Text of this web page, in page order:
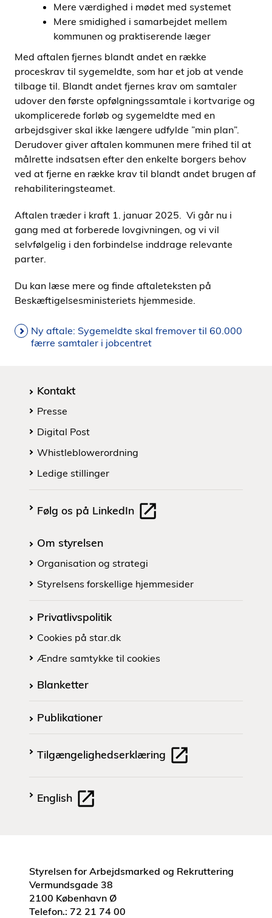
Mere værdighed i mødet med systemet
Mere smidighed i samarbejdet mellem
kommunen og praktiserende læger
Med aftalen fjernes blandt andet en række
proceskrav til sygemeldte, som har et job at vende
tilbage til. Blandt andet fjernes krav om samtaler
udover den første opfølgningssamtale i kortvarige og
ukomplicerede forløb og sygemeldte med en
arbejdsgiver skal ikke længere udfylde ”min plan”.
Derudover giver aftalen kommunen mere frihed til at
målrette indsatsen efter den enkelte borgers behov
ved at fjerne en række krav til blandt andet brugen af
rehabiliteringsteamet.
Aftalen træder i kraft 1. januar 2025. Vi går nu i
gang med at forberede lovgivningen, og vi vil
selvfølgelig i den forbindelse inddrage relevante
parter.
Du kan læse mere og finde aftaleteksten på
Beskæftigelsesministeriets hjemmeside.
Ny aftale: Sygemeldte skal fremover til 60.000
færre samtaler i jobcentret
Kontakt
Presse
Digital Post
Whistleblowerordning
Ledige stillinger
Følg os på LinkedIn
Om styrelsen
Organisation og strategi
Styrelsens forskellige hjemmesider
Privatlivspolitik
Cookies på star.dk
Ændre samtykke til cookies
Blanketter
Publikationer
Tilgængelighedserklæring
English
Styrelsen for Arbejdsmarked og Rekruttering
Vermundsgade 38
2100 København Ø
Telefon.: 72 21 74 00